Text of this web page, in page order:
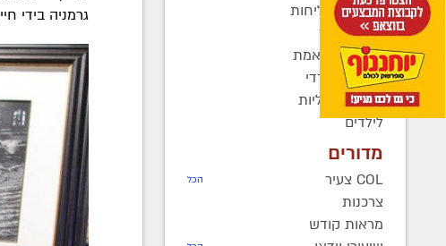
יוצאים לשליחות
נשות חב"ד
ברוך דיין האמת
בעולם החרדי
חדשות כלליות
לילדים
מדורים
COL צעיר הכל
צרכנות
מראות קודש
גרמניה בידי